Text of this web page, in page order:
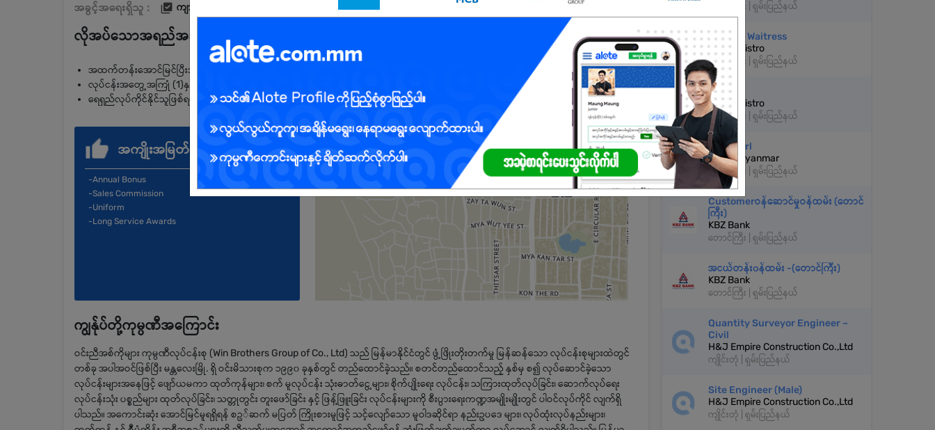
အခွင့်အရေးရှိသူ : ကျား
လိုအပ်သောအရည်အချင်း
အထက်တန်းအောင်မြင်ပြီးသူဖြစ်ရမည်။
လုပ်ငန်းအတွေ့အကြုံ (1)နှစ်အထက်ရှိရမည်။
ရေရှည်လုပ်ကိုင်နိုင်သူဖြစ်ရမည်။
အကျိုးအမြတ်
-Annual Bonus
-Sales Commission
-Uniform
-Long Service Awards
ကျွန်ုပ်တို့ကုမ္ပဏီအကြောင်း
ဝင်းညီအစ်ကိုများ ကုမ္ပဏီလုပ်ငန်းစု (Win Brothers Group of Co., Ltd) သည် မြန်မာနိုင်ငံတွင် ဖွံ့ဖြိုးတိုးတက်မှု မြန်ဆန်သော လုပ်ငန်းစုများထဲတွင်
တစ်ခု အပါအဝင်ဖြစ်ပြီး မန္တလေးမြို. ရှိ ဝင်းမိသားစုက ၁၉၉၀ ခုနှစ်တွင် တည်ထောင်ခဲ့သည်။ စတင်တည်ထောင်သည့် နှစ်မှ စ၍ လုပ်ဆောင်ခဲ့သော
လုပ်ငန်းများအနေဖြင့် ဖျော်ယမကာ ထုတ်ကုန်များ၊ စက် မူလုပ်ငန်း သုံးဓာတ်ငွေ့များ၊ စိုက်ပျိုးရေး လုပ်ငန်း၊ သကြားထုတ်လုပ်ခြင်း၊ ဆောက်လုပ်ရေး
လုပ်ငန်းသုံး ပစ္စည်များ ထုတ်လုပ်ခြင်း၊ သတ္တုတွင်း တူးဖော်ခြင်း နှင့် ဖြန့်ဖြူးခြင်း လုပ်ငန်းများကို စီးပွားရေးကဏ္ဍအမျိုးမျိုးတွင် ပါဝင်လုပ်ကိုင် လျက်ရှိ
ပါသည်။ အကောင်းဆုံး အောင်မြင်မူရရှိရန် စဥ်ဆက် မပြတ် ကြိုးစားမူဖြင့် သင့်လျော်သော မူဝါဒဆိုင်ရာ နည်းဥပဒေ များ၊ လုပ်ထုံးလုပ်နည်းများ၊
တောင်ကြီး | ရှမ်းပြည်နယ်
Waiter / Waitress
Active Bistro
တောင်ကြီး | ရှမ်းပြည်နယ်
Cashier
Active Bistro
တောင်ကြီး | ရှမ်းပြည်နယ်
Sales Girl
Kocos Myanmar
တောင်ကြီး | ရှမ်းပြည်နယ်
Customerဝန်ဆောင်မှုဝန်ထမ်း (တောင်
ကြီး)
KBZ Bank
တောင်ကြီး | ရှမ်းပြည်နယ်
အငယ်တန်း၀န်ထမ်း -(တောင်ကြီး)
KBZ Bank
တောင်ကြီး | ရှမ်းပြည်နယ်
Quantity Surveyor Engineer –
Civil
H&J Empire Construction Co.,Ltd
ကျိုင်းတုံ | ရှမ်းပြည်နယ်
Site Engineer (Male)
H&J Empire Construction Co.,Ltd
ကျိုင်းတုံ | ရှမ်းပြည်နယ်